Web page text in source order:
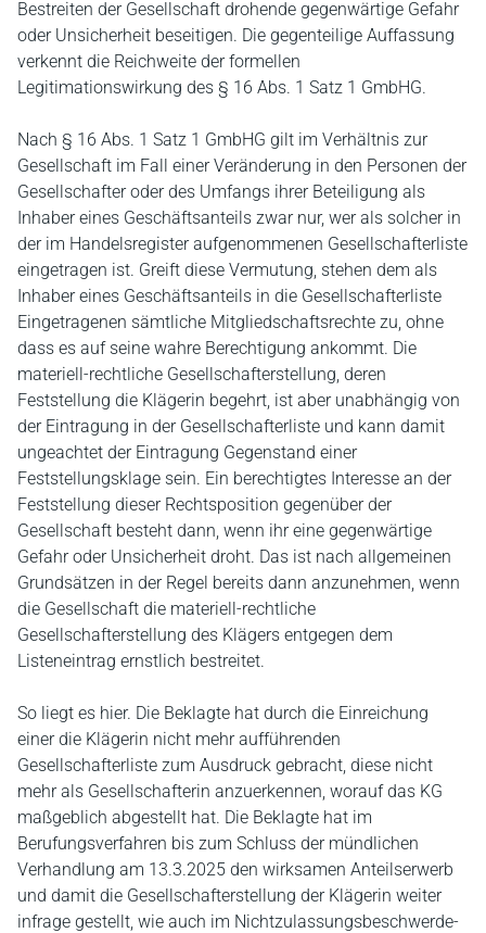
Bestreiten der Gesellschaft drohende gegenwärtige Gefahr
oder Unsicherheit beseitigen. Die gegenteilige Auffassung
verkennt die Reichweite der formellen
Legitimationswirkung des § 16 Abs. 1 Satz 1 GmbHG.
Nach § 16 Abs. 1 Satz 1 GmbHG gilt im Verhältnis zur
Gesellschaft im Fall einer Veränderung in den Personen der
Gesellschafter oder des Umfangs ihrer Beteiligung als
Inhaber eines Geschäftsanteils zwar nur, wer als solcher in
der im Handelsregister aufgenommenen Gesellschafterliste
eingetragen ist. Greift diese Vermutung, stehen dem als
Inhaber eines Geschäftsanteils in die Gesellschafterliste
Eingetragenen sämtliche Mitgliedschaftsrechte zu, ohne
dass es auf seine wahre Berechtigung ankommt. Die
materiell-rechtliche Gesellschafterstellung, deren
Feststellung die Klägerin begehrt, ist aber unabhängig von
der Eintragung in der Gesellschafterliste und kann damit
ungeachtet der Eintragung Gegenstand einer
Feststellungsklage sein. Ein berechtigtes Interesse an der
Feststellung dieser Rechtsposition gegenüber der
Gesellschaft besteht dann, wenn ihr eine gegenwärtige
Gefahr oder Unsicherheit droht. Das ist nach allgemeinen
Grundsätzen in der Regel bereits dann anzunehmen, wenn
die Gesellschaft die materiell-rechtliche
Gesellschafterstellung des Klägers entgegen dem
Listeneintrag ernstlich bestreitet.
So liegt es hier. Die Beklagte hat durch die Einreichung
einer die Klägerin nicht mehr aufführenden
Gesellschafterliste zum Ausdruck gebracht, diese nicht
mehr als Gesellschafterin anzuerkennen, worauf das KG
maßgeblich abgestellt hat. Die Beklagte hat im
Berufungsverfahren bis zum Schluss der mündlichen
Verhandlung am 13.3.2025 den wirksamen Anteilserwerb
und damit die Gesellschafterstellung der Klägerin weiter
infrage gestellt, wie auch im Nichtzulassungsbeschwerde-